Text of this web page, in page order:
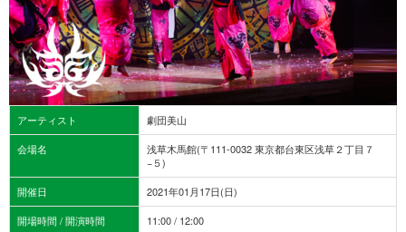
アーティスト
劇団美山
会場名
浅草木馬館(〒111-0032 東京都台東区浅草２丁目７
−５)
開催日
2021年01月17日(日)
開場時間 / 開演時間
11:00 / 12:00